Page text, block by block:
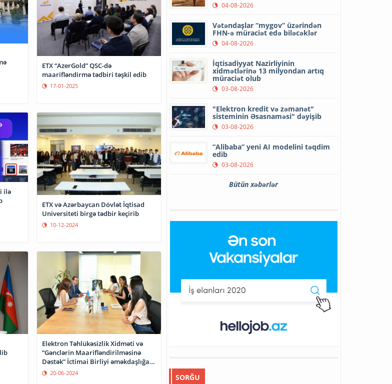
ETX “AzerGold” QSC-də
maarifləndirmə tədbiri təşkil edib
17-01-2025
ilə
ETX və Azərbaycan Dövlət İqtisad
Universiteti birgə tədbir keçirib
10-12-2024
Elektron Təhlükəsizlik Xidməti və
“Gənclərin Maarifləndirilməsinə
Dəstək” İctimai Birliyi əməkdaşlığa
başlayıb
20-06-2024
04-08-2026
Vətəndaşlar “mygov” üzərindən
FHN-ə müraciət edə biləcəklər
04-08-2026
İqtisadiyyat Nazirliyinin
xidmətlərinə 13 milyondan artıq
müraciət olub
03-08-2026
"Elektron kredit və zəmanət"
sisteminin Əsasnaməsi" dəyişib
03-08-2026
“Alibaba” yeni AI modelini təqdim
edib
03-08-2026
Bütün xəbərlər
SORĞU